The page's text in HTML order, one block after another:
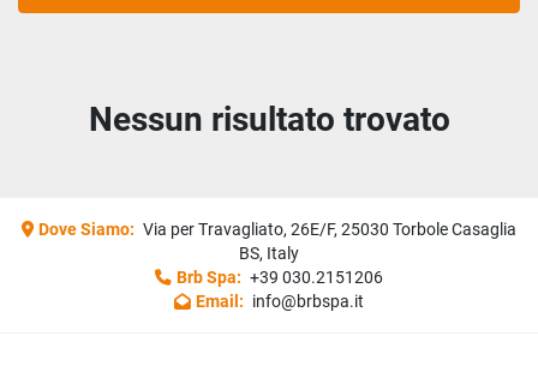
Ordina per
Nessun risultato trovato
Dove Siamo: Via per Travagliato, 26E/F, 25030 Torbole Casaglia
BS, Italy
Brb Spa: +39 030.2151206
Email: info@brbspa.it